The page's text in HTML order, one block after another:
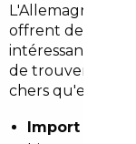
L'Allemagne, la
offrent des
intéressantes.
de trouver des
chers qu'en
Import